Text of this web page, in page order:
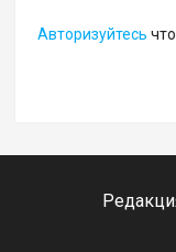
Авторизуйтесь